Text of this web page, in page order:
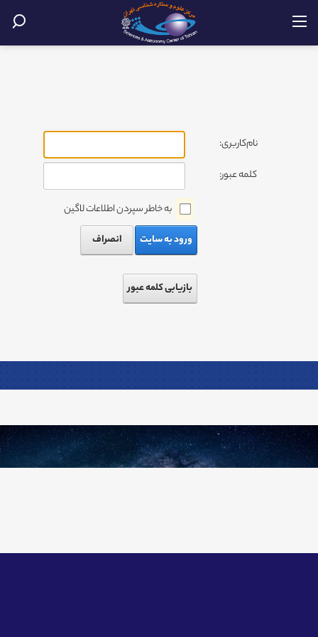
نام‌کاربری:
کلمه عبور:
به خاطر سپردن اطلاعات لاگین
ورود به سایت
انصراف
بازیابی کلمه عبور